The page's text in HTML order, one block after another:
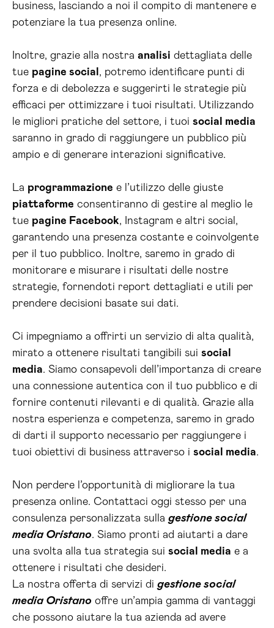
business, lasciando a noi il compito di mantenere e
potenziare la tua presenza online.
Inoltre, grazie alla nostra analisi dettagliata delle
tue pagine social , potremo identificare punti di
forza e di debolezza e suggerirti le strategie più
efficaci per ottimizzare i tuoi risultati. Utilizzando
le migliori pratiche del settore, i tuoi social media
saranno in grado di raggiungere un pubblico più
ampio e di generare interazioni significative.
La programmazione e l’utilizzo delle giuste
piattaforme consentiranno di gestire al meglio le
tue pagine Facebook, Instagram e altri social,
garantendo una presenza costante e coinvolgente
per il tuo pubblico. Inoltre, saremo in grado di
monitorare e misurare i risultati delle nostre
strategie, fornendoti report dettagliati e utili per
prendere decisioni basate sui dati.
Ci impegniamo a offrirti un servizio di alta qualità,
mirato a ottenere risultati tangibili sui social
media. Siamo consapevoli dell’importanza di creare
una connessione autentica con il tuo pubblico e di
fornire contenuti rilevanti e di qualità. Grazie alla
nostra esperienza e competenza, saremo in grado
di darti il supporto necessario per raggiungere i
tuoi obiettivi di business attraverso i social media.
Non perdere l’opportunità di migliorare la tua
presenza online. Contattaci oggi stesso per una
consulenza personalizzata sulla gestione social
media Oristano. Siamo pronti ad aiutarti a dare
una svolta alla tua strategia sui social media e a
ottenere i risultati che desideri.
La nostra offerta di servizi di gestione social
media Oristano offre un’ampia gamma di vantaggi
che possono aiutare la tua azienda ad avere